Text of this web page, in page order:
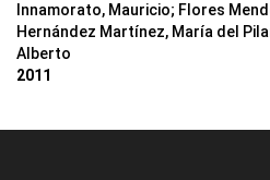
Innamorato, Mauricio; Flores
Hernández Martínez, María del
Alberto
2011